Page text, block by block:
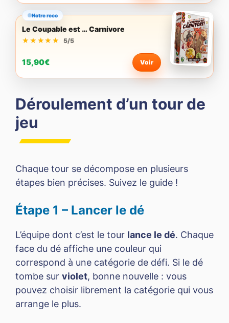
Notre reco
Le Coupable est … Carnivore
★★★★★
★★★★★ 5/5
15,90€ Voir
Déroulement d’un tour de
jeu
Chaque tour se décompose en plusieurs
étapes bien précises. Suivez le guide !
Étape 1 – Lancer le dé
L’équipe dont c’est le tour lance le dé. Chaque
face du dé affiche une couleur qui
correspond à une catégorie de défi. Si le dé
tombe sur violet, bonne nouvelle : vous
pouvez choisir librement la catégorie qui vous
arrange le plus.